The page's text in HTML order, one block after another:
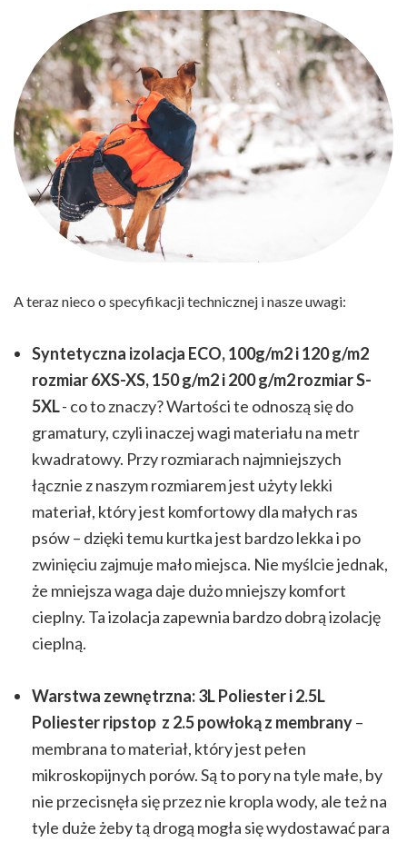
A teraz nieco o specyfikacji technicznej i nasze uwagi:
Syntetyczna izolacja ECO, 100g/m2 i 120 g/m2
rozmiar 6XS-XS, 150 g/m2 i 200 g/m2 rozmiar S-
5XL- co to znaczy? Wartości te odnoszą się do
gramatury, czyli inaczej wagi materiału na metr
kwadratowy. Przy rozmiarach najmniejszych
łącznie z naszym rozmiarem jest użyty lekki
materiał, który jest komfortowy dla małych ras
psów – dzięki temu kurtka jest bardzo lekka i po
zwinięciu zajmuje mało miejsca. Nie myślcie jednak,
że mniejsza waga daje dużo mniejszy komfort
cieplny. Ta izolacja zapewnia bardzo dobrą izolację
cieplną.
Warstwa zewnętrzna: 3L Poliester i 2.5L
Poliester ripstop z 2.5 powłoką z membrany–
membrana to materiał, który jest pełen
mikroskopijnych porów. Są to pory na tyle małe, by
nie przecisnęła się przez nie kropla wody, ale też na
tyle duże żeby tą drogą mogła się wydostawać para